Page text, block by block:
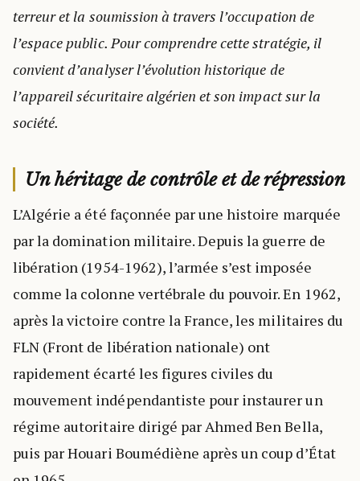
terreur et la soumission à travers l’occupation de
l’espace public. Pour comprendre cette stratégie, il
convient d’analyser l’évolution historique de
l’appareil sécuritaire algérien et son impact sur la
société.
Un héritage de contrôle et de répression
L’Algérie a été façonnée par une histoire marquée
par la domination militaire. Depuis la guerre de
libération (1954-1962), l’armée s’est imposée
comme la colonne vertébrale du pouvoir. En 1962,
après la victoire contre la France, les militaires du
FLN (Front de libération nationale) ont
rapidement écarté les figures civiles du
mouvement indépendantiste pour instaurer un
régime autoritaire dirigé par Ahmed Ben Bella,
puis par Houari Boumédiène après un coup d’État